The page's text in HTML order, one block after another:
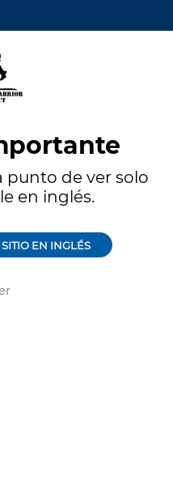
punto de ver solo
en inglés.
EN INGLÉS